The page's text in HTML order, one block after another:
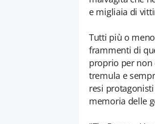
e migliaia di
Tutti più o
frammenti di
proprio per non
tremula e
resi
memoria delle